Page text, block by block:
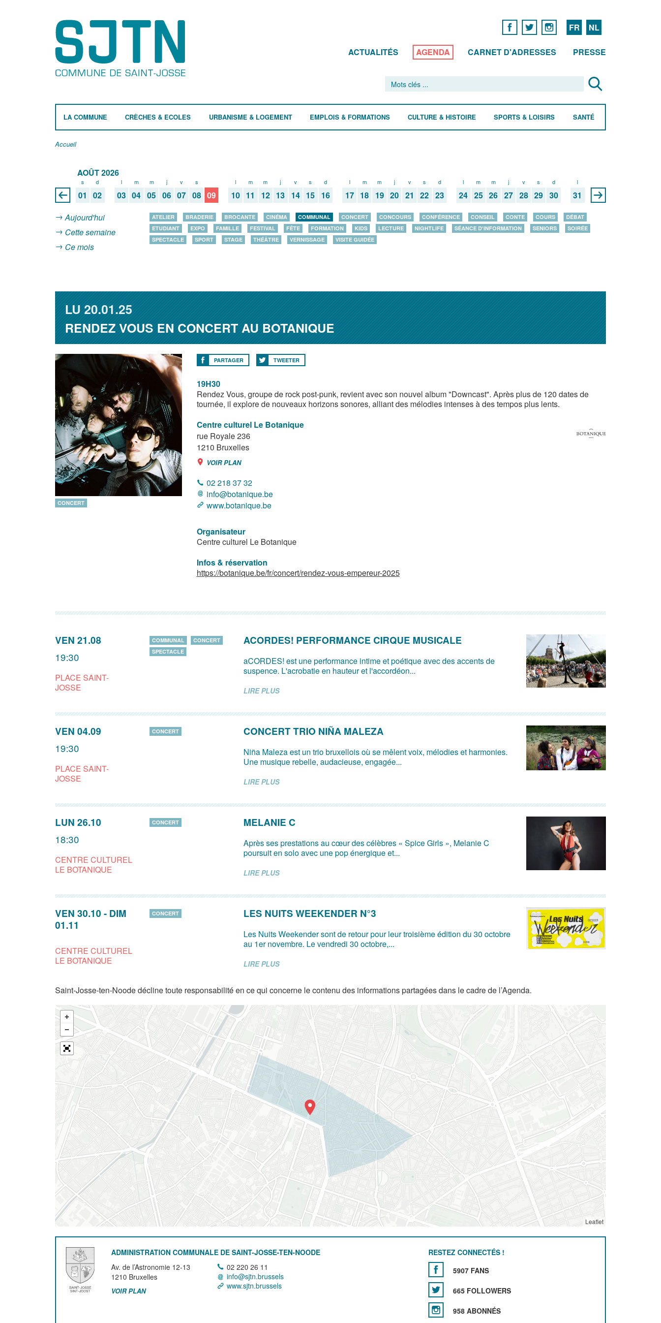
FR NL
ACTUALITÉS AGENDA CARNET D'ADRESSES PRESSE
LA COMMUNE CRÈCHES & ECOLES URBANISME & LOGEMENT EMPLOIS & FORMATIONS CULTURE & HISTOIRE SPORTS & LOISIRS SANTÉ
Accueil
AOÛT 2026
s
01
d
02
l
03
m
04
m
05
j
06
v
07
s
08 09
l
10
m
11
m
12
j
13
v
14
s
15
d
16
l
17
m
18
m
19
j
20
v
21
s
22
d
23
l
24
m
25
m
26
j
27
v
28
s
29
d
30
l
31
Aujourd'hui
Cette semaine
Ce mois
ATELIER BRADERIE BROCANTE CINÉMA COMMUNAL CONCERT CONCOURS CONFÉRENCE CONSEIL CONTE COURS
DÉBAT
ETUDIANT
EXPO FAMILLE FESTIVAL FÊTE FORMATION KIDS LECTURE NIGHTLIFE SÉANCE D'INFORMATION SENIORS
SOIRÉE
SPECTACLE
SPORT STAGE THÉÂTRE VERNISSAGE VISITE GUIDÉE
LU20.01.25
RENDEZ VOUS EN CONCERT AU BOTANIQUE
CONCERT
PARTAGER TWEETER
19H30
Rendez Vous, groupe de rock post-punk, revient avec son nouvel album "Downcast". Après plus de 120 dates de
tournée, il explore de nouveaux horizons sonores, alliant des mélodies intenses à des tempos plus lents.
Centre culturel Le Botanique
rue Royale 236
1210 Bruxelles
VOIR PLAN
02 218 37 32
info@botanique.be
www.botanique.be
Organisateur
Centre culturel Le Botanique
Infos & réservation
https://botanique.be/fr/concert/rendez-vous-empereur-2025
VEN 21.08
19:30
PLACE SAINT-
JOSSE
COMMUNAL
CONCERT
SPECTACLE
ACORDES! PERFORMANCE CIRQUE MUSICALE
aCORDES! est une performance intime et poétique avec des accents de
suspence. L'acrobatie en hauteur et l'accordéon...
LIRE PLUS
VEN 04.09
19:30
PLACE SAINT-
JOSSE
CONCERT CONCERT TRIO NIÑA MALEZA
Niña Maleza est un trio bruxellois où se mêlent voix, mélodies et harmonies.
Une musique rebelle, audacieuse, engagée...
LIRE PLUS
LUN 26.10
18:30
CENTRE CULTUREL
LE BOTANIQUE
CONCERT MELANIE C
Après ses prestations au cœur des célèbres « Spice Girls », Melanie C
poursuit en solo avec une pop énergique et...
LIRE PLUS
VEN 30.10 - DIM
01.11
CENTRE CULTUREL
LE BOTANIQUE
CONCERT LES NUITS WEEKENDER N°3
Les Nuits Weekender sont de retour pour leur troisième édition du 30 octobre
au 1er novembre. Le vendredi 30 octobre,...
LIRE PLUS
Saint-Josse-ten-Noode décline toute responsabilité en ce qui concerne le contenu des informations partagées dans le cadre de l’Agenda.
Leaflet
ADMINISTRATION COMMUNALE DE SAINT-JOSSE-TEN-NOODE
Av. de l’Astronomie 12-13
1210 Bruxelles
VOIR PLAN
02 220 26 11
info@sjtn.brussels
www.sjtn.brussels
RESTEZ CONNECTÉS !
5907 FANS
665 FOLLOWERS
958 ABONNÉS